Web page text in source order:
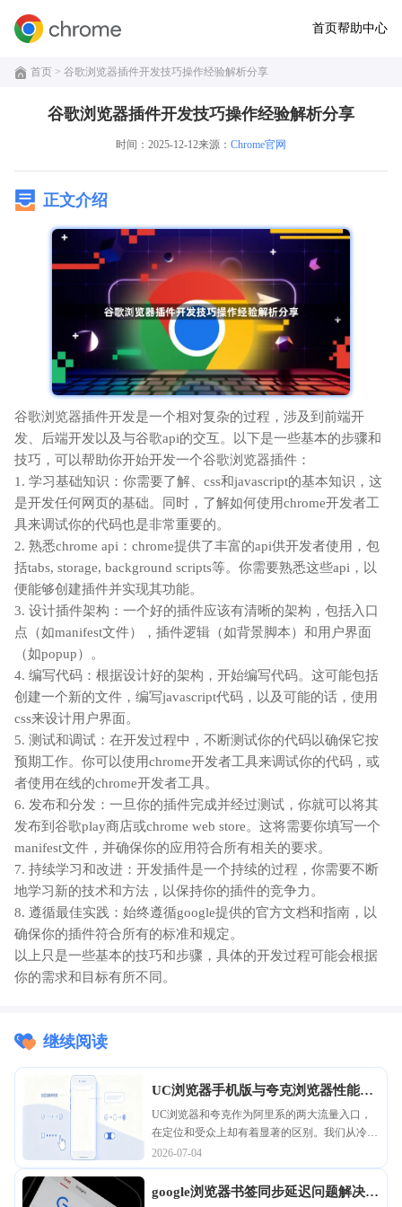
首页帮助中心
首页 > 谷歌浏览器插件开发技巧操作经验解析分享
谷歌浏览器插件开发技巧操作经验解析分享
时间：2025-12-12来源： Chrome官网
正文介绍
谷歌浏览器插件开发是一个相对复杂的过程，涉及到前端开
发、后端开发以及与谷歌api的交互。以下是一些基本的步骤和
技巧，可以帮助你开始开发一个谷歌浏览器插件：
1. 学习基础知识：你需要了解、css和javascript的基本知识，这
是开发任何网页的基础。同时，了解如何使用chrome开发者工
具来调试你的代码也是非常重要的。
2. 熟悉chrome api：chrome提供了丰富的api供开发者使用，包
括tabs, storage, background scripts等。你需要熟悉这些api，以
便能够创建插件并实现其功能。
3. 设计插件架构：一个好的插件应该有清晰的架构，包括入口
点（如manifest文件），插件逻辑（如背景脚本）和用户界面
（如popup）。
4. 编写代码：根据设计好的架构，开始编写代码。这可能包括
创建一个新的文件，编写javascript代码，以及可能的话，使用
css来设计用户界面。
5. 测试和调试：在开发过程中，不断测试你的代码以确保它按
预期工作。你可以使用chrome开发者工具来调试你的代码，或
者使用在线的chrome开发者工具。
6. 发布和分发：一旦你的插件完成并经过测试，你就可以将其
发布到谷歌play商店或chrome web store。这将需要你填写一个
manifest文件，并确保你的应用符合所有相关的要求。
7. 持续学习和改进：开发插件是一个持续的过程，你需要不断
地学习新的技术和方法，以保持你的插件的竞争力。
8. 遵循最佳实践：始终遵循google提供的官方文档和指南，以
确保你的插件符合所有的标准和规定。
以上只是一些基本的技巧和步骤，具体的开发过程可能会根据
你的需求和目标有所不同。
继续阅读
UC浏览器手机版与夸克浏览器性能对
比分析
UC浏览器和夸克作为阿里系的两大流量入口，
在定位和受众上却有着显著的区别。我们从冷启
动速度、网页渲染效率以及内存占用等多个客观
维度进行了极限测试，为您揭开这两款热门工具
在日常高频使用中的真实差距。
2026-07-04
google浏览器书签同步延迟问题解决操